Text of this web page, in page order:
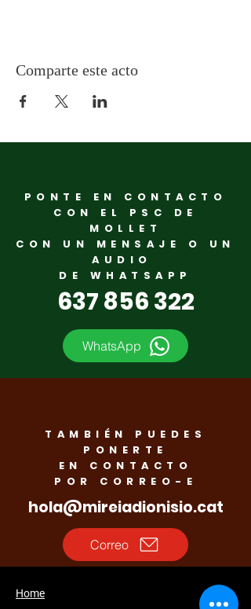
ministra de Transportes, Movilidad y Agenda
Urbana, Raquel Sánchez, y la presidenta del
Congreso de los Diputados, Meritxell Batet.
Comparte este acto
PONTE EN CONTACTO
CON EL PSC DE
MOLLET
CON UN MENSAJE O UN
AUDIO
DE WHATSAPP
637 856 322
WhatsApp
TAMBIÉN PUEDES
PONERTE
EN CONTACTO
POR CORREO-E
hola@mireiadionisio.cat
Correo
Home